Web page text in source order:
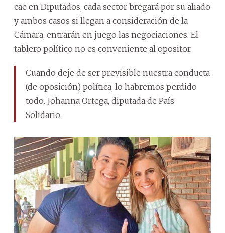
cae en Diputados, cada sector bregará por su aliado
y ambos casos si llegan a consideración de la
Cámara, entrarán en juego las negociaciones. El
tablero político no es conveniente al opositor.
Cuando deje de ser previsible nuestra conducta
(de oposición) política, lo habremos perdido
todo. Johanna Ortega, diputada de País
Solidario.